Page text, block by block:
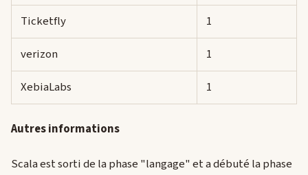
Ticketfly
1
verizon
1
XebiaLabs
1
Autres informations
Scala est sorti de la phase "langage" et a débuté la phase